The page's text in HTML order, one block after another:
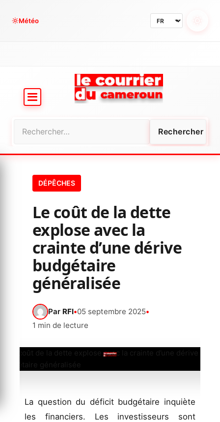
Météo
DÉPÊCHES
Le coût de la dette
explose avec la
crainte d’une dérive
budgétaire
généralisée
Par RFI•05 septembre 2025•
1 min de lecture
La question du déficit budgétaire inquiète
les financiers. Les investisseurs sont